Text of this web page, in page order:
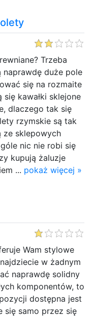
Trzeba
naprawdę duże pole
się na rozmaite
kawałki sklejone
dlaczego tak się
rzymskie są tak
ze sklepowych
nic nie robi się
kupują żaluzje
... pokaż więcej »
Wam stylowe
w żadnym
naprawdę solidny
komponentów, to
dostępna jest
się samo przez się